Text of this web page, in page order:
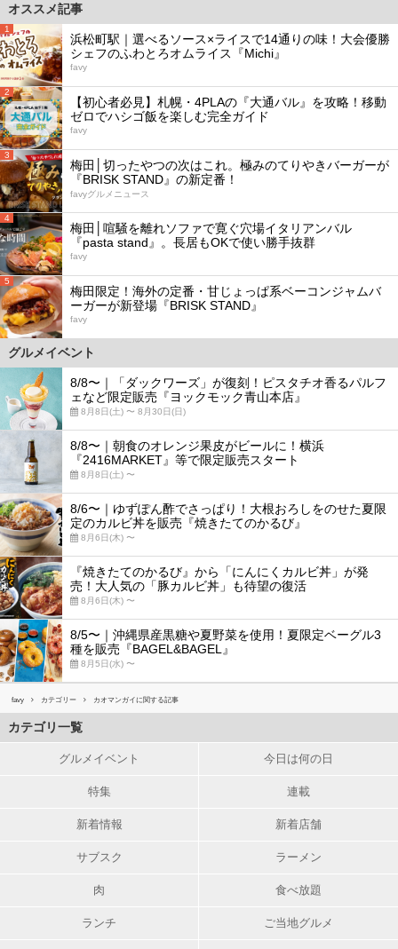
オススメ記事
1
浜松町駅｜選べるソース×ライスで14通りの味！大会優勝
シェフのふわとろオムライス『Michi』
favy
2
【初心者必見】札幌・4PLAの『大通バル』を攻略！移動
ゼロでハシゴ飯を楽しむ完全ガイド
favy
3
梅田│切ったやつの次はこれ。極みのてりやきバーガーが
『BRISK STAND』の新定番！
favyグルメニュース
4
梅田│喧騒を離れソファで寛ぐ穴場イタリアンバル
『pasta stand』。長居もOKで使い勝手抜群
favy
5
梅田限定！海外の定番・甘じょっぱ系ベーコンジャムバ
ーガーが新登場『BRISK STAND』
favy
グルメイベント
8/8〜｜「ダックワーズ」が復刻！ピスタチオ香るパルフ
ェなど限定販売『ヨックモック青山本店』
8月8日(土) 〜 8月30日(日)
8/8〜｜朝食のオレンジ果皮がビールに！横浜
『2416MARKET』等で限定販売スタート
8月8日(土) 〜
8/6〜｜ゆずぽん酢でさっぱり！大根おろしをのせた夏限
定のカルビ丼を販売『焼きたてのかるび』
8月6日(木) 〜
『焼きたてのかるび』から「にんにくカルビ丼」が発
売！大人気の「豚カルビ丼」も待望の復活
8月6日(木) 〜
8/5〜｜沖縄県産黒糖や夏野菜を使用！夏限定ベーグル3
種を販売『BAGEL&BAGEL』
8月5日(水) 〜
favy カテゴリー カオマンガイに関する記事
カテゴリ一覧
グルメイベント 今日は何の日
特集 連載
新着情報 新着店舗
サブスク ラーメン
肉 食べ放題
ランチ ご当地グルメ